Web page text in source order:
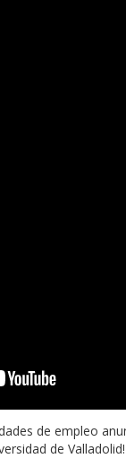
de empleo
de Valladolid!